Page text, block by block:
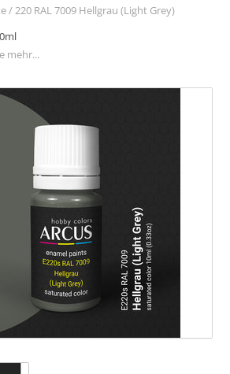
/220 RAL 7009 Hellgrau (Light Grey)
mehr...